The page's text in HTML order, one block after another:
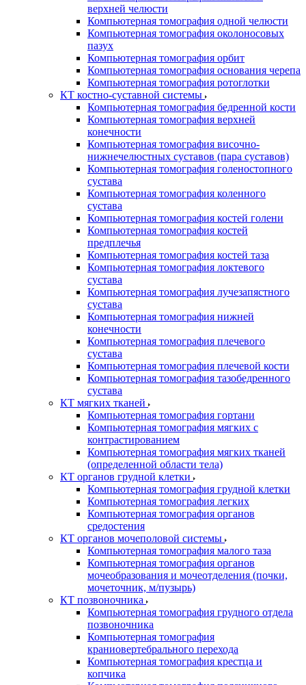
верхней челюсти
Компьютерная томография одной челюсти
Компьютерная томография околоносовых
пазух
Компьютерная томография орбит
Компьютерная томография основания черепа
Компьютерная томография ротоглотки
КТ костно-суставной системы
Компьютерная томография бедренной кости
Компьютерная томография верхней
конечности
Компьютерная томография височно-
нижнечелюстных суставов (пара суставов)
Компьютерная томография голеностопного
сустава
Компьютерная томография коленного
сустава
Компьютерная томография костей голени
Компьютерная томография костей
предплечья
Компьютерная томография костей таза
Компьютерная томография локтевого
сустава
Компьютерная томография лучезапястного
сустава
Компьютерная томография нижней
конечности
Компьютерная томография плечевого
сустава
Компьютерная томография плечевой кости
Компьютерная томография тазобедренного
сустава
КТ мягких тканей
Компьютерная томография гортани
Компьютерная томография мягких с
контрастированием
Компьютерная томография мягких тканей
(определенной области тела)
КТ органов грудной клетки
Компьютерная томография грудной клетки
Компьютерная томография легких
Компьютерная томография органов
средостения
КТ органов мочеполовой системы
Компьютерная томография малого таза
Компьютерная томография органов
мочеобразования и мочеотделения (почки,
мочеточник, м/пузырь)
КТ позвоночника
Компьютерная томография грудного отдела
позвоночника
Компьютерная томография
краниовертебрального перехода
Компьютерная томография крестца и
копчика